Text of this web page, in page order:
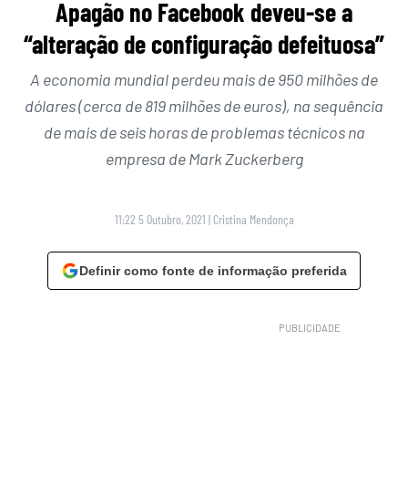
Apagão no Facebook deveu-se a
“alteração de configuração defeituosa”
A economia mundial perdeu mais de 950 milhões de
dólares (cerca de 819 milhões de euros), na sequência
de mais de seis horas de problemas técnicos na
empresa de Mark Zuckerberg
11:22 5 Outubro, 2021 | Cristina Mendonça
Definir como fonte de informação preferida